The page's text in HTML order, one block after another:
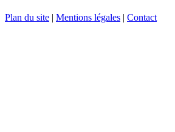
Plan du site | Mentions légales | Contact